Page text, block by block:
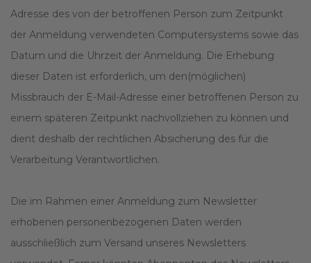
Adresse des von der betroffenen Person zum Zeitpunkt
der Anmeldung verwendeten Computersystems sowie das
Datum und die Uhrzeit der Anmeldung. Die Erhebung
dieser Daten ist erforderlich, um den(möglichen)
Missbrauch der E-Mail-Adresse einer betroffenen Person zu
einem späteren Zeitpunkt nachvollziehen zu können und
dient deshalb der rechtlichen Absicherung des für die
Verarbeitung Verantwortlichen.
Die im Rahmen einer Anmeldung zum Newsletter
erhobenen personenbezogenen Daten werden
ausschließlich zum Versand unseres Newsletters